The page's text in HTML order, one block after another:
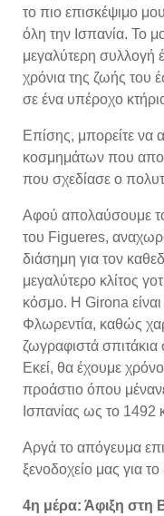
το πιο επισκέψιμο
όλη την Ισπανία. Το
μεγαλύτερη συλλογή
χρόνια της ζωής του
σε ένα υπέροχο
Επίσης, μπορείτε να
κοσμημάτων που
που σχεδίασε ο
Αφού απολαύσουμε
του Figueres,
διάσημη για τον
μεγαλύτερο κλίτος
κόσμο. Η Girona
Φλωρεντία, καθώς
ζωγραφιστά
Εκεί, θα έχουμε
προάστιο όπου
Ισπανίας ως το 1492
Αργά το απόγευμα
ξενοδοχείο μας για το
4η μέρα: Άφιξη στη